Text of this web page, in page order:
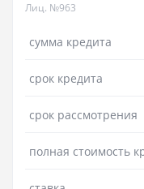
Лиц. №963
сумма кредита
срок кредита
срок рассмотрения
полная стоимость